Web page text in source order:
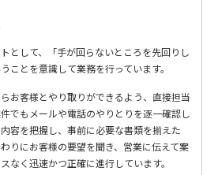
として、「⼿が回らないところを先回りし
ことを意識して業務を⾏っています。
お客様とやり取りができるよう、直接担当
でもメールや電話のやりとりを逐⼀確認し
容を把握し、事前に必要な書類を揃えた
りにお客様の要望を聞き、営業に伝えて案
なく迅速かつ正確に進⾏しています。